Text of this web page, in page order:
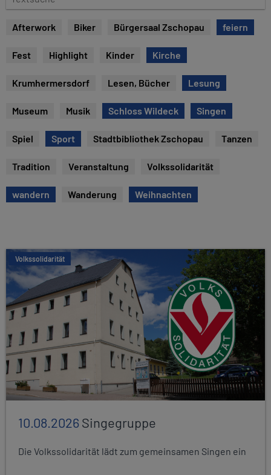
e
Afterwork Biker Bürgersaal Zschopau feiern
Fest Highlight Kinder Kirche
Krumhermersdorf Lesen, Bücher Lesung
Museum Musik Schloss Wildeck Singen
Spiel Sport Stadtbibliothek Zschopau Tanzen
Tradition Veranstaltung Volkssolidarität
wandern Wanderung Weihnachten
Volkssolidarität
10.08.2026Singegruppe
Die Volkssolidarität lädt zum gemeinsamen Singen ein